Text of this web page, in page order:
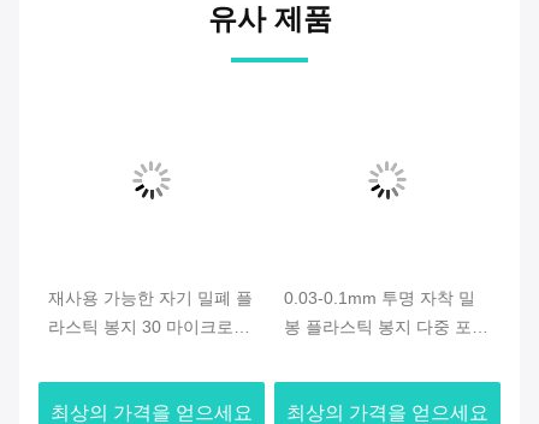
유사 제품
재사용 가능한 자기 밀폐 플
라스틱 봉지 30 마이크로
최상의 가격을 얻으세요
0.03-0.1mm 투명 자착 밀
봉 플라스틱 봉지 다중 포장
최상의 가격을 얻으세요